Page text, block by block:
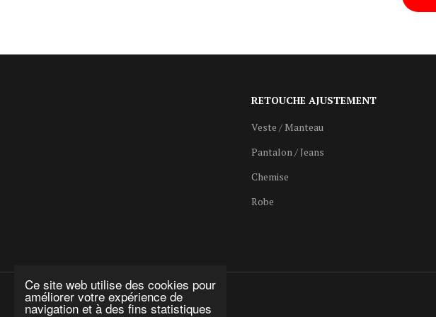
Ce site web utilise des cookies pour
améliorer votre expérience de
navigation et à des fins statistiques
RETOUCHE AJUSTEMENT
Veste / Manteau
Pantalon / Jeans
Chemise
Robe